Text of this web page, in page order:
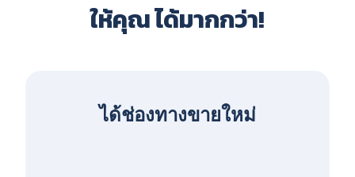
ให้คุณ ได้มากกว่า!
ได้ช่องทางขายใหม่